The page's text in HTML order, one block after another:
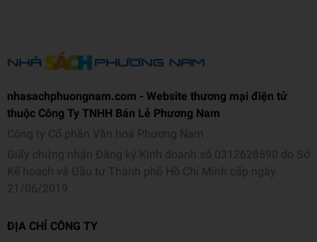
nhasachphuongnam.com - Website thương mại điện tử
thuộc Công Ty TNHH Bán Lẻ Phương Nam
Công ty Cổ phần Văn hoá Phương Nam
Giấy chứng nhận Đăng ký Kinh doanh số 0312628590 do Sở
Kế hoạch và Đầu tư Thành phố Hồ Chí Minh cấp ngày
21/06/2019
ĐỊA CHỈ CÔNG TY